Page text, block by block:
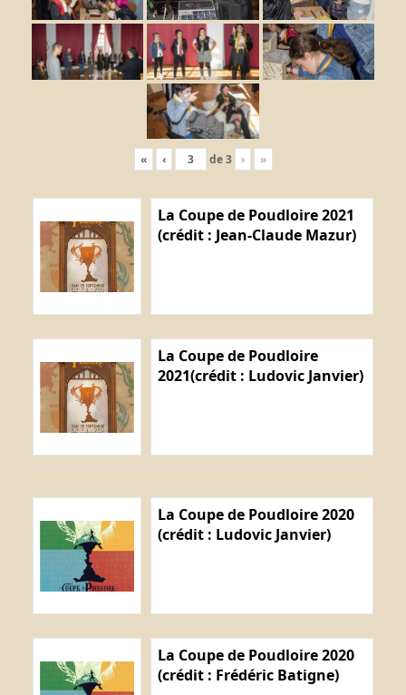
« ‹ de3 › »
La Coupe de Poudloire 2021
(crédit : Jean-Claude Mazur)
La Coupe de Poudloire
2021(crédit : Ludovic Janvier)
La Coupe de Poudloire 2020
(crédit : Ludovic Janvier)
La Coupe de Poudloire 2020
(crédit : Frédéric Batigne)